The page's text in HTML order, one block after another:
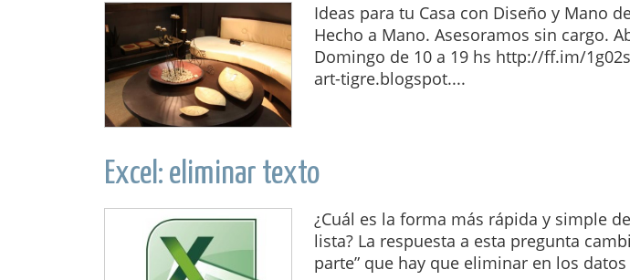
Ideas para tu Casa con Diseño y Mano
Hecho a Mano. Asesoramos sin cargo.
Domingo de 10 a 19 hs http://ff.im/
art-tigre.blogspot....
Excel: eliminar texto
¿Cuál es la forma más rápida y simple
lista? La respuesta a esta pregunta
parte” que hay que eliminar en los